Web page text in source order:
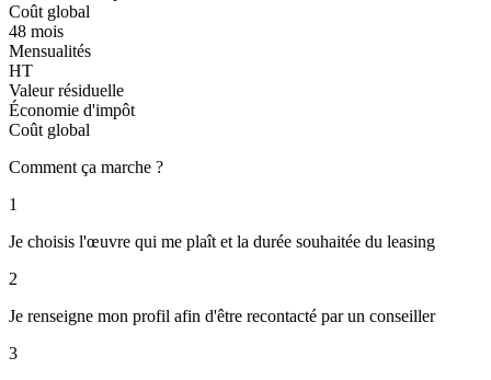
Coût global
48 mois
Mensualités
HT
Valeur résiduelle
Économie d'impôt
Coût global
Comment ça marche ?
1
Je choisis l'œuvre qui me plaît et la durée souhaitée du leasing
2
Je renseigne mon profil afin d'être recontacté par un conseiller
3